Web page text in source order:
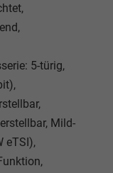
5-türig,
Mild-
eTSI),